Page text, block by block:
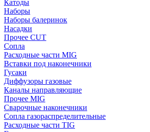
Катоды
Наборы
Наборы балеринок
Насадки
Прочее CUT
Сопла
Расходные части MIG
Вставки под наконечники
Гусаки
Диффузоры газовые
Каналы направляющие
Прочее MIG
Сварочные наконечники
Сопла газораспределительные
Расходные части TIG